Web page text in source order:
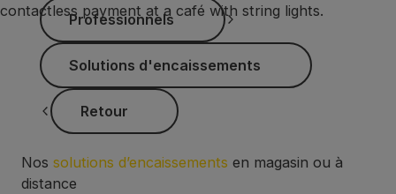
Professionnels
Professionnels
Solutions d'encaissements
Solutions d'encaissements
Retour
Retour
Nossolutions d’encaissementsen magasin ou à
distance